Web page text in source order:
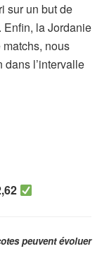
sur un but de
Enfin, la Jordanie
nous
l’intervalle
peuvent évoluer